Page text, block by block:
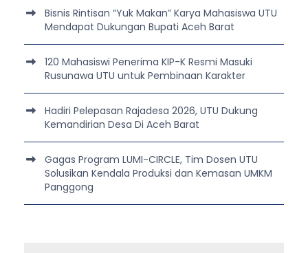
Bisnis Rintisan “Yuk Makan” Karya Mahasiswa UTU
Mendapat Dukungan Bupati Aceh Barat
120 Mahasiswi Penerima KIP-K Resmi Masuki
Rusunawa UTU untuk Pembinaan Karakter
Hadiri Pelepasan Rajadesa 2026, UTU Dukung
Kemandirian Desa Di Aceh Barat
Gagas Program LUMI-CIRCLE, Tim Dosen UTU
Solusikan Kendala Produksi dan Kemasan UMKM
Panggong